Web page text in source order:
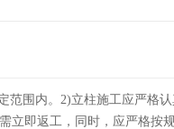
范围内。2)立柱施工应严格
立即返工，同时，应严格按